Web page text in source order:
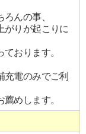
んの事、
がりが起こりに
おります。
充電のみでご利
めします。